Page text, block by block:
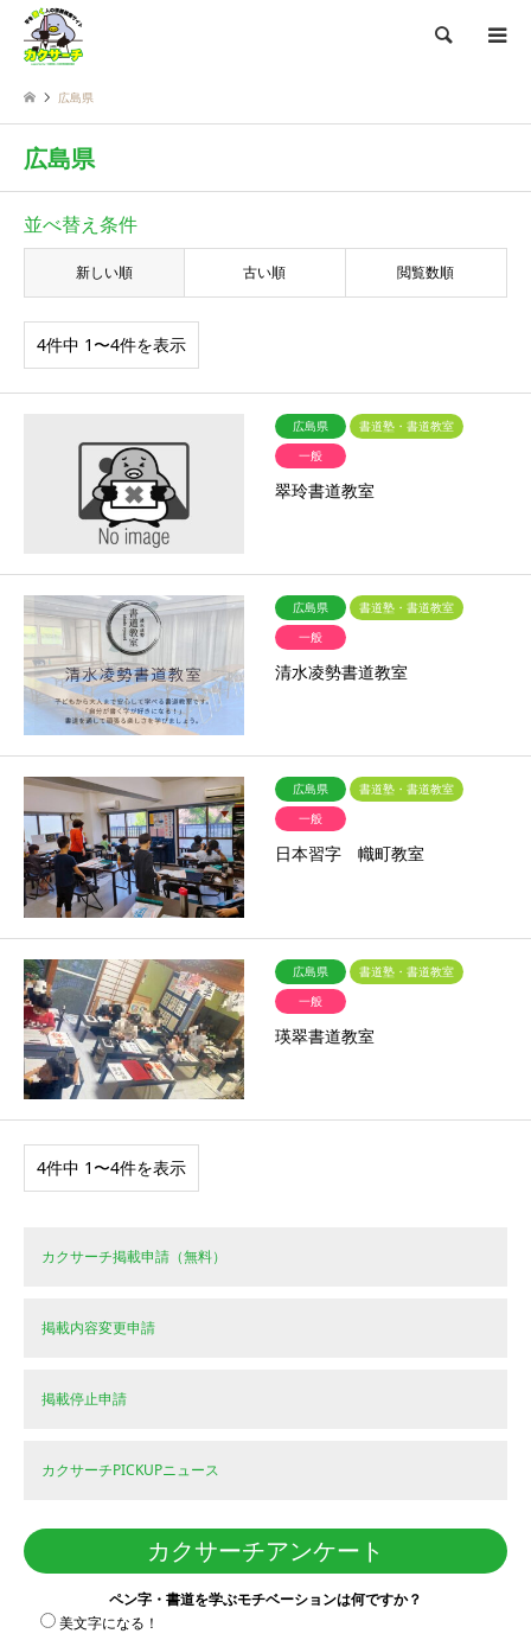
検索
広島県
広島県
並べ替え条件
新しい順 古い順 閲覧数順
4件中 1〜4件を表示
広島県
書道塾・書道教室
一般
翠玲書道教室
広島県
書道塾・書道教室
一般
清水凌勢書道教室
広島県
書道塾・書道教室
一般
日本習字 幟町教室
広島県
書道塾・書道教室
一般
瑛翠書道教室
4件中 1〜4件を表示
カクサーチ掲載申請（無料）
掲載内容変更申請
掲載停止申請
カクサーチPICKUPニュース
カクサーチアンケート
ペン字・書道を学ぶモチベーションは何ですか？
美文字になる！